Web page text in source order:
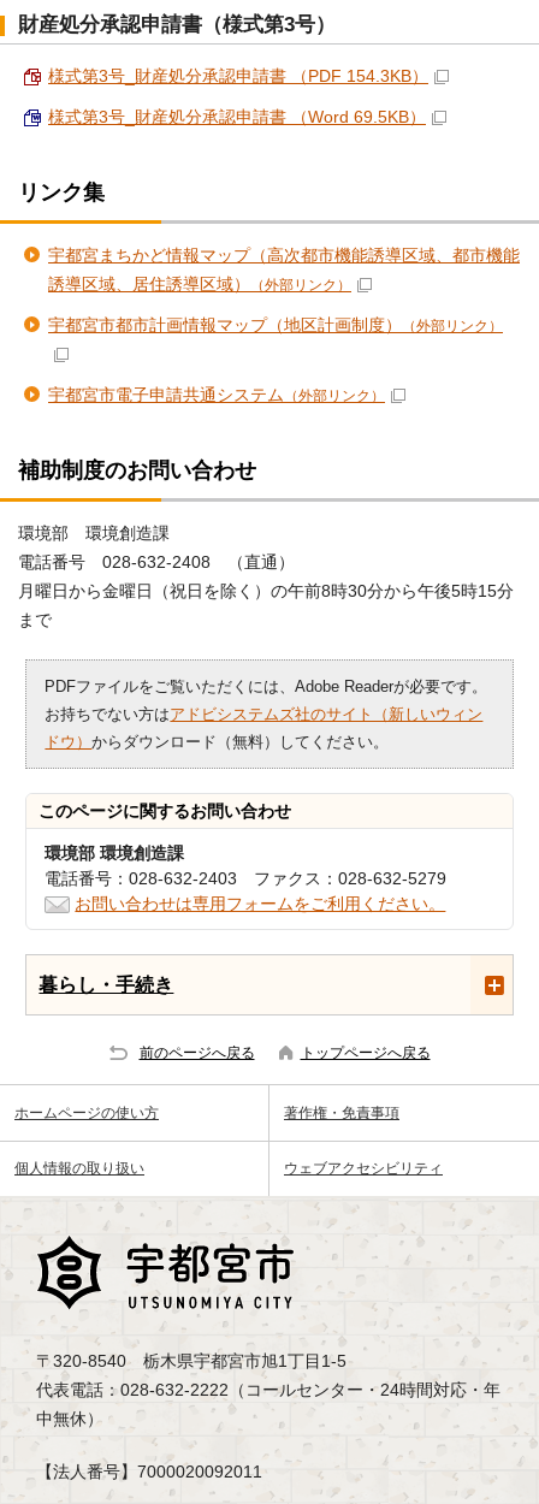
財産処分承認申請書（様式第3号）
様式第3号_財産処分承認申請書 （PDF 154.3KB）
様式第3号_財産処分承認申請書 （Word 69.5KB）
リンク集
宇都宮まちかど情報マップ（高次都市機能誘導区域、都市機能
誘導区域、居住誘導区域）
（外部リンク）
宇都宮市都市計画情報マップ（地区計画制度） （外部リンク）
宇都宮市電子申請共通システム （外部リンク）
補助制度のお問い合わせ
環境部 環境創造課
電話番号 028-632-2408 （直通）
月曜日から金曜日（祝日を除く）の午前8時30分から午後5時15分
まで
PDFファイルをご覧いただくには、Adobe Readerが必要です。
お持ちでない方はアドビシステムズ社のサイト（新しいウィン
ドウ）からダウンロード（無料）してください。
このページに関するお問い合わせ
環境部 環境創造課
電話番号：028-632-2403 ファクス：028-632-5279
お問い合わせは専用フォームをご利用ください。
暮らし・手続き
前のページへ戻る トップページへ戻る
ホームページの使い方 著作権・免責事項
個人情報の取り扱い ウェブアクセシビリティ
〒320-8540 栃木県宇都宮市旭1丁目1-5
代表電話：028-632-2222（コールセンター・24時間対応・年
中無休）
【法人番号】7000020092011